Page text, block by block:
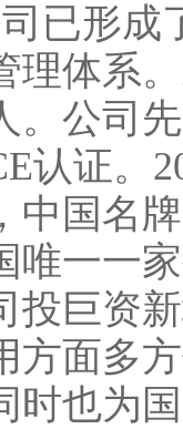
已形
理体系
。公司
认证。
中国名
唯一一
投巨资
方面多
时也为